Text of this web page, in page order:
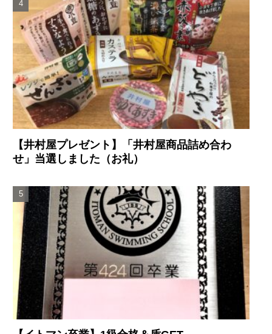
【井村屋プレゼント】「井村屋商品詰め合わ
せ」当選しました（お礼）